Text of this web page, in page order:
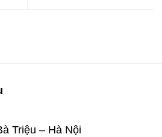
Triệu – Hà Nội